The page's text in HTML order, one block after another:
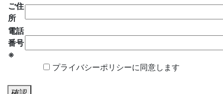
ご住
所
電話
番号
※
プライバシーポリシーに同意します